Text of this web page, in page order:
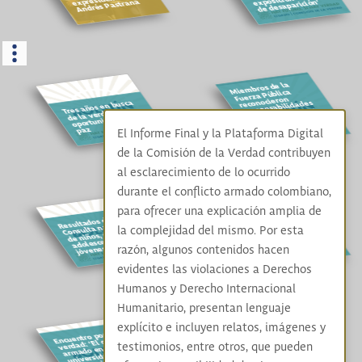
Andrés Pastrana de desaparición'
Tres años en busca
de la verdad: una
oportunidad para la
paz
Miembros de la
Fuerza Pública
reconocieron
responsabilidades
sobre ejecuciones
Casanare
Resultados de la
Consulta nacional
de niños, niñas,
adolescentes y
jóvenes
Sobre el
reconocimiento a
las víctimas de
ejecuciones
extrajudiciales en
Cali
Encuentro por la
verdad: ‘El conflicto
armado en las
universidades:
Andrés Pastrana,
quinto
expresidente que
habló con la
El Informe Final y la Plataforma Digital
de la Comisión de la Verdad contribuyen
al esclarecimiento de lo ocurrido
durante el conflicto armado colombiano,
para ofrecer una explicación amplia de
la complejidad del mismo. Por esta
razón, algunos contenidos hacen
evidentes las violaciones a Derechos
Humanos y Derecho Internacional
Humanitario, presentan lenguaje
explícito e incluyen relatos, imágenes y
testimonios, entre otros, que pueden